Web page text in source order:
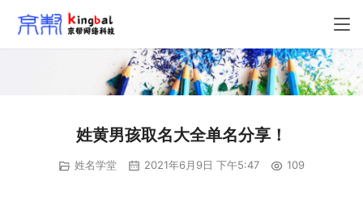
姓黄男孩取名大全单名分享！
姓名学堂 2021年6月9日 下午5:47 109